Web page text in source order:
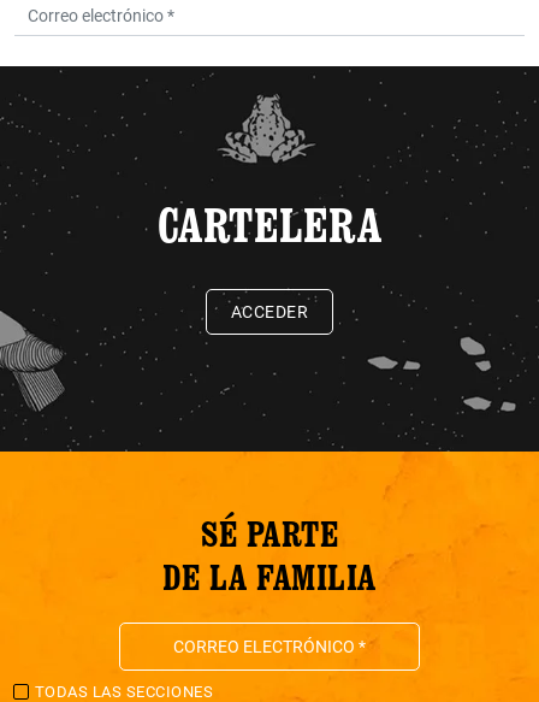
CARTELERA
ACCEDER
SÉ PARTE
DE LA FAMILIA
TODAS LAS SECCIONES